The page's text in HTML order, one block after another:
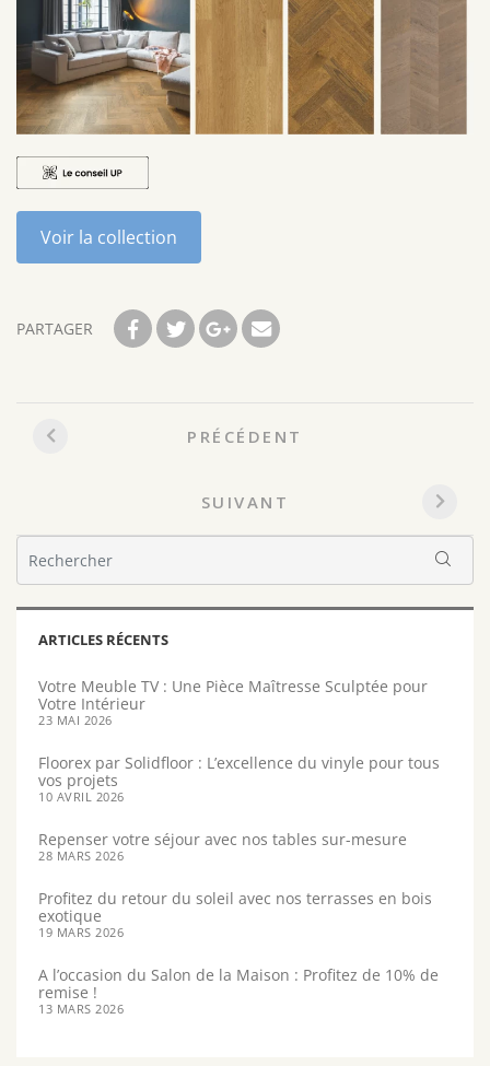
Voir la collection
PARTAGER
Navigation
articles
PRÉCÉDENT
SUIVANT
ARTICLES RÉCENTS
Votre Meuble TV : Une Pièce Maîtresse Sculptée pour
Votre Intérieur
23 MAI 2026
Floorex par Solidfloor : L’excellence du vinyle pour tous
vos projets
10 AVRIL 2026
Repenser votre séjour avec nos tables sur-mesure
28 MARS 2026
Profitez du retour du soleil avec nos terrasses en bois
exotique
19 MARS 2026
A l’occasion du Salon de la Maison : Profitez de 10% de
remise !
13 MARS 2026